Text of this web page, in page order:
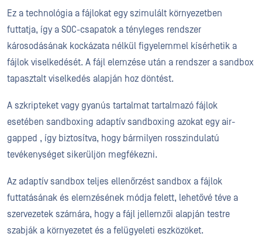
Ez a technológia a fájlokat egy szimulált környezetben
futtatja, így a SOC-csapatok a tényleges rendszer
károsodásának kockázata nélkül figyelemmel kísérhetik a
fájlok viselkedését. A fájl elemzése után a rendszer a sandbox
tapasztalt viselkedés alapján hoz döntést.
A szkripteket vagy gyanús tartalmat tartalmazó fájlok
esetében sandboxing adaptív sandboxing azokat egy air-
gapped , így biztosítva, hogy bármilyen rosszindulatú
tevékenységet sikerüljön megfékezni.
Az adaptív sandbox teljes ellenőrzést sandbox a fájlok
futtatásának és elemzésének módja felett, lehetővé téve a
szervezetek számára, hogy a fájl jellemzői alapján testre
szabják a környezetet és a felügyeleti eszközöket.